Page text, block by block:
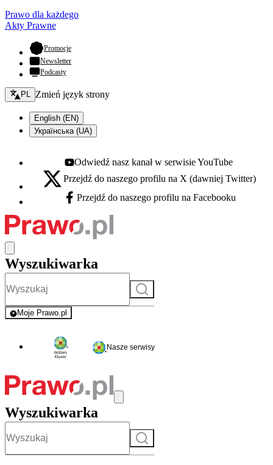
Prawo dla każdego
Akty Prawne
Promocje- otwiera się w nowej karcie
Newsletter
Podcasty
Zmień język - bieżący:
PL Zmień język strony
English (EN)
Українська (UA)
Youtube - otwiera się w nowej karcie
Odwiedź nasz kanał w serwisie YouTube
X - otwiera się w nowej karcie
Przejdź do naszego profilu na X (dawniej Twitter)
Facebook - otwiera się w nowej karcie
Przejdź do naszego profilu na Facebooku
Wyszukiwarka
Szukaj
Moje Prawo.pl
- rejestracja i logowanie do serwisu
Nasze serwisy
Wyszukiwarka
Szukaj